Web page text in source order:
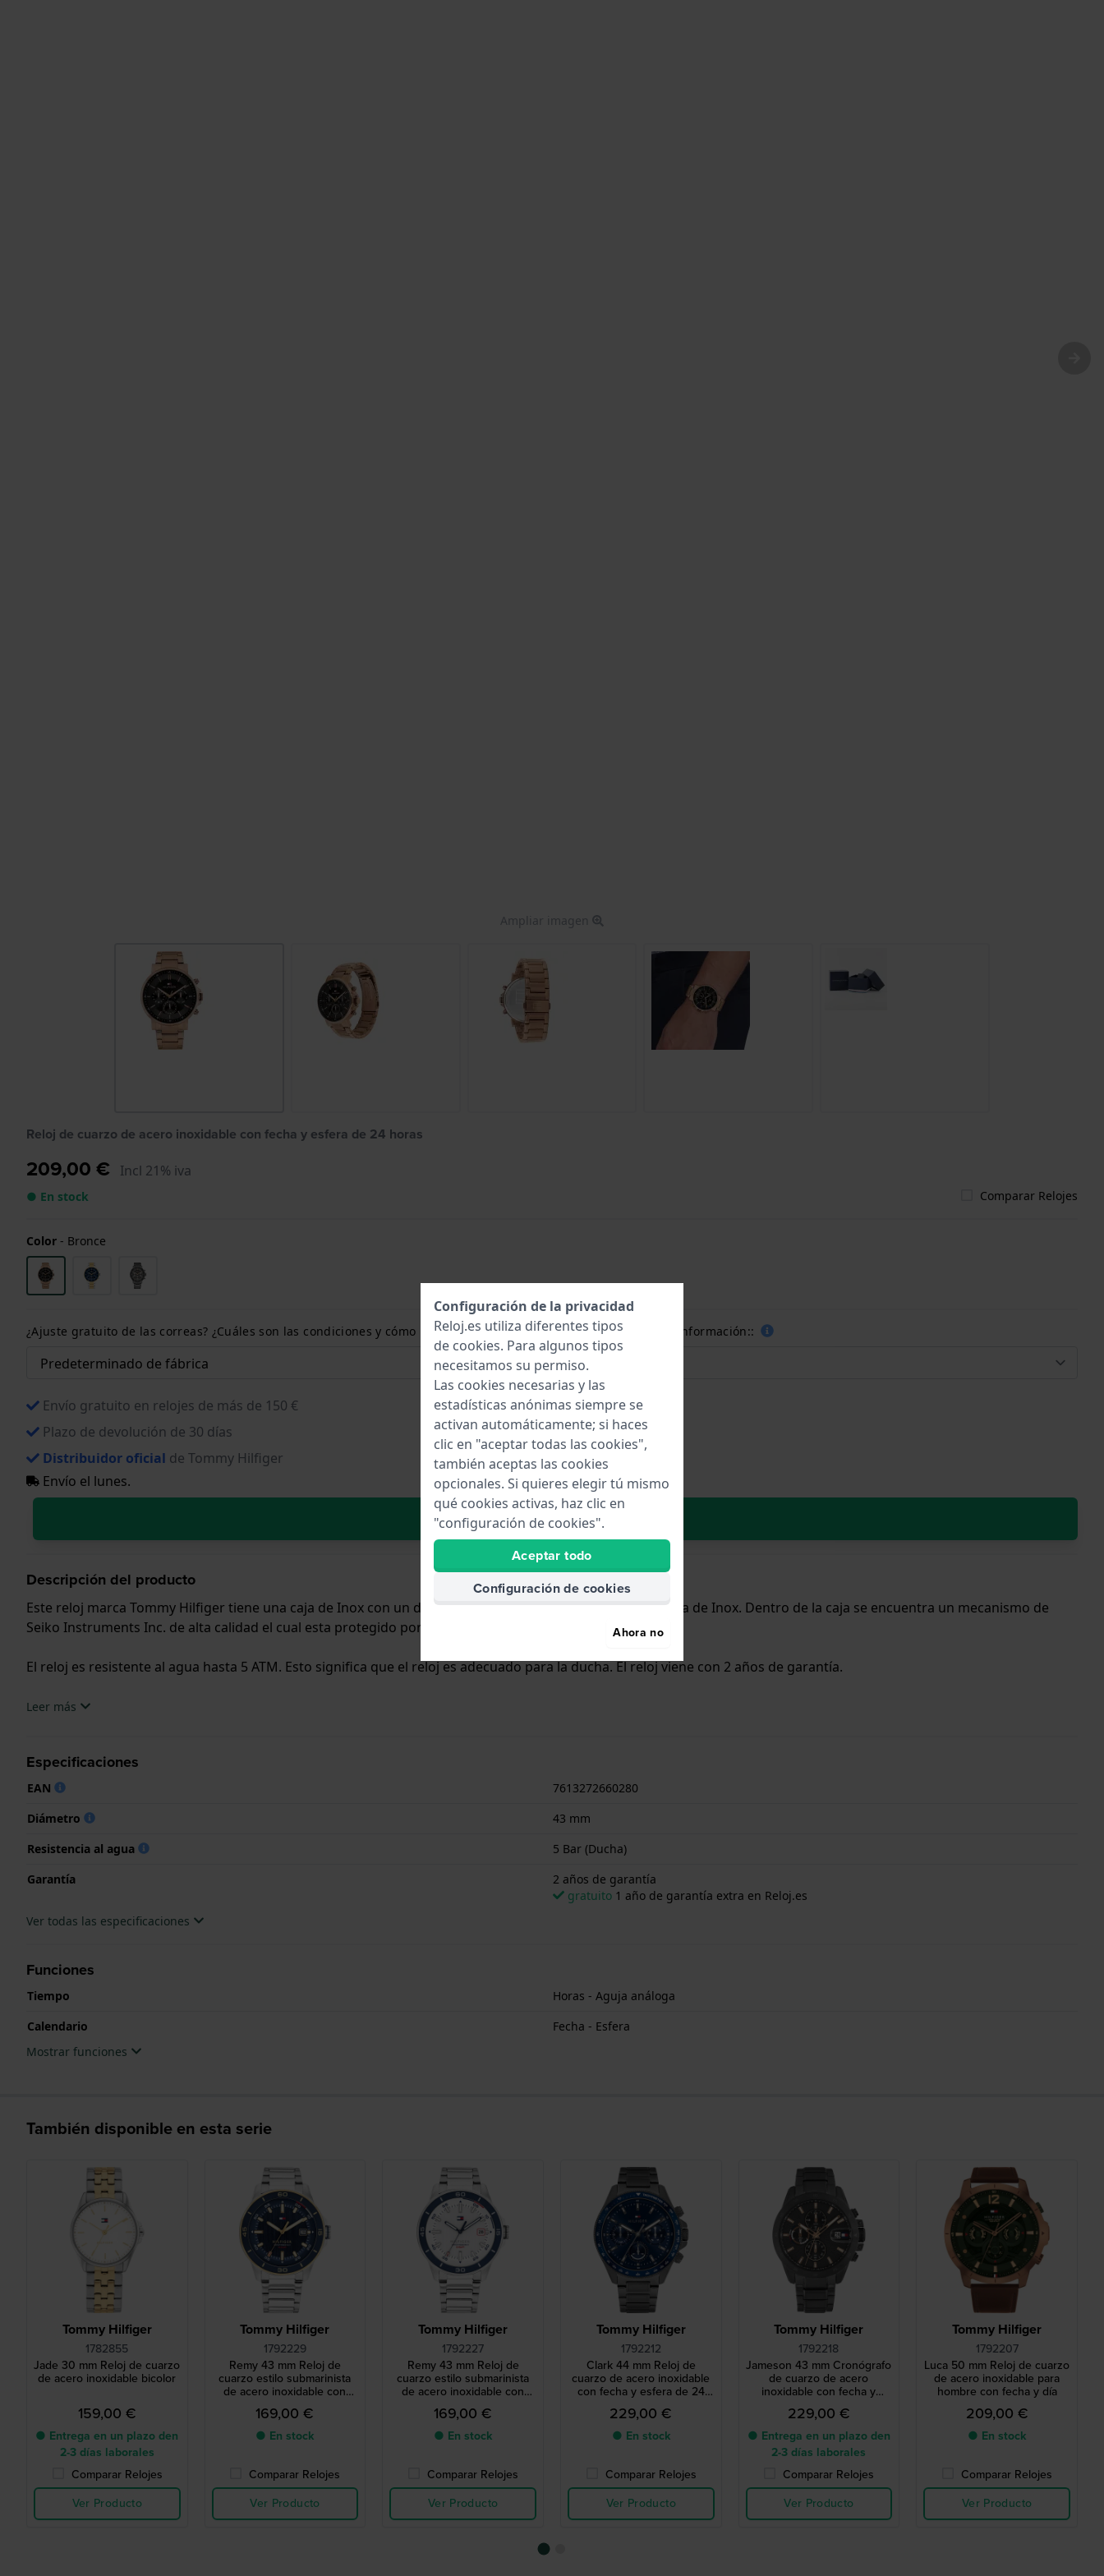
Ampliar imagen
Reloj de cuarzo de acero inoxidable con fecha y esfera de 24 horas
209,00 € Incl 21% iva
● En stock Comparar Relojes
Color - Bronce
¿Ajuste gratuito de las correas? ¿Cuáles son las condiciones y cómo puedo medir el tamaño de mi muñeca? Más información::
Envío gratuito en relojes de más de 150 €
Plazo de devolución de 30 días
Distribuidor oficial de Tommy Hilfiger
Envío el lunes.
Añadir al carrito
Descripción del producto
Este reloj marca Tommy Hilfiger tiene una caja de Inox con un diámetro de 43 mm y cuenta con una correa de Inox. Dentro de la caja se encuentra un mecanismo de
Seiko Instruments Inc. de alta calidad el cual esta protegido por un cristal Mineral.
El reloj es resistente al agua hasta 5 ATM. Esto significa que el reloj es adecuado para la ducha. El reloj viene con 2 años de garantía.
.Leer más
Especificaciones
EAN
7613272660280
Diámetro
43 mm
Resistencia al agua
5 Bar (Ducha)
Garantía
2 años de garantía
gratuito 1 año de garantía extra en Reloj.es
Ver todas las especificaciones
Funciones
Tiempo
Horas - Aguja análoga
Calendario
Fecha - Esfera
Mostrar funciones
También disponible en esta serie
Tommy Hilfiger
1782855
Jade 30 mm Reloj de cuarzo
de acero inoxidable bicolor
159,00 €
● Entrega en un plazo den
2-3 días laborales
Comparar Relojes
Ver Producto
Tommy Hilfiger
1792229
Remy 43 mm Reloj de
cuarzo estilo submarinista
de acero inoxidable con
indicador de fecha
169,00 €
● En stock
Comparar Relojes
Ver Producto
Tommy Hilfiger
1792227
Remy 43 mm Reloj de
cuarzo estilo submarinista
de acero inoxidable con
indicador de fecha
169,00 €
● En stock
Comparar Relojes
Ver Producto
Tommy Hilfiger
1792212
Clark 44 mm Reloj de
cuarzo de acero inoxidable
con fecha y esfera de 24
horas
229,00 €
● En stock
Comparar Relojes
Ver Producto
Tommy Hilfiger
1792218
Jameson 43 mm Cronógrafo
de cuarzo de acero
inoxidable con fecha y
esfera de 24 horas
229,00 €
● Entrega en un plazo den
2-3 días laborales
Comparar Relojes
Ver Producto
Tommy Hilfiger
1792207
Luca 50 mm Reloj de cuarzo
de acero inoxidable para
hombre con fecha y día
209,00 €
● En stock
Comparar Relojes
Ver Producto
Configuración de la privacidad
Reloj.es utiliza diferentes tipos
de cookies. Para algunos tipos
necesitamos su permiso.
Las cookies necesarias y las
estadísticas anónimas siempre se
activan automáticamente; si haces
clic en "aceptar todas las cookies",
también aceptas las cookies
opcionales. Si quieres elegir tú mismo
qué cookies activas, haz clic en
"configuración de cookies".
Aceptar todo
Configuración de cookies
Ahora no